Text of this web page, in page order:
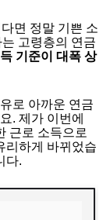
면 정말 기쁜 소
고령층의 연금
기준이 대폭 상
로 아까운 연금
. 제가 이번에
근로 소득으로
리하게 바뀌었습
다.